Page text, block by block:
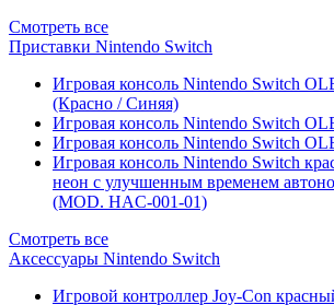
Смотреть все
Приставки Nintendo Switch
Игровая консоль Nintendo Switch
(Красно / Синяя)
Игровая консоль Nintendo Switch
Игровая консоль Nintendo Switch
Игровая консоль Nintendo Switch
неон с улучшенным временем
(MOD. HAC-001-01)
Смотреть все
Аксессуары Nintendo Switch
Игровой контроллер Joy-Con